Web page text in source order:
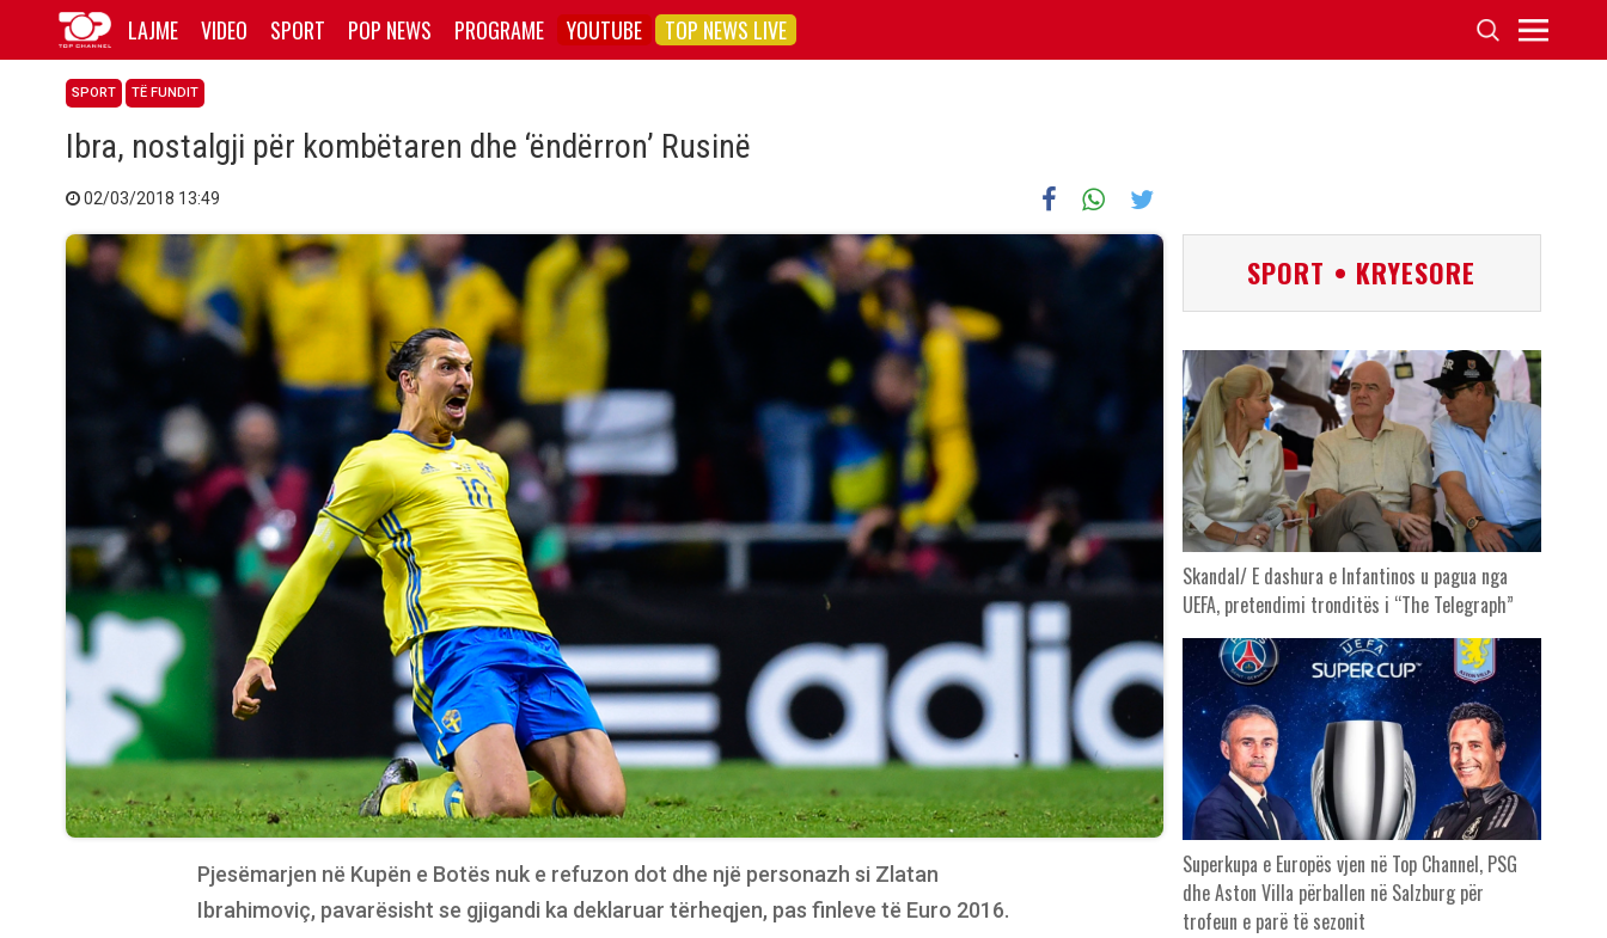
LAJME VIDEO SPORT POP NEWS PROGRAME YOUTUBE TOP NEWS LIVE
SPORT TË FUNDIT
Ibra, nostalgji për kombëtaren dhe ‘ëndërron’ Rusinë
02/03/2018 13:49
Pjesëmarjen në Kupën e Botës nuk e refuzon dot dhe një personazh si Zlatan
Ibrahimoviç, pavarësisht se gjigandi ka deklaruar tërheqjen, pas finleve të Euro 2016.
SPORT • KRYESORE
Skandal/ E dashura e Infantinos u pagua nga
UEFA, pretendimi tronditës i “The Telegraph”
Superkupa e Europës vjen në Top Channel, PSG
dhe Aston Villa përballen në Salzburg për
trofeun e parë të sezonit